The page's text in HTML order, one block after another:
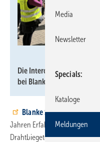
Die Interdomus Cheftage
bei Blanke Systems in
Blanke Systems, ein
Jahren Erfahrung, ist bekannt
Drahtbiegeteile „Made in
Media
Newsletter
Specials
Kataloge
Meldungen